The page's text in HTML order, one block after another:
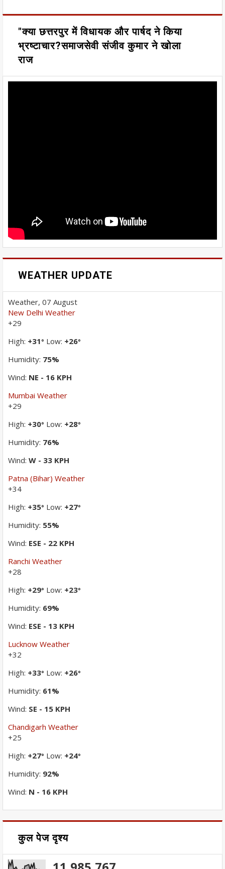
"क्या छत्तरपुर में विधायक और पार्षद ने किया
भ्रष्टाचार?समाजसेवी संजीव कुमार ने खोला
राज
WEATHER UPDATE
Weather, 07 August
New Delhi Weather
+29
High: +31° Low: +26°
Humidity: 75%
Wind: NE - 16 KPH
Mumbai Weather
+29
High: +30° Low: +28°
Humidity: 76%
Wind: W - 33 KPH
Patna (Bihar) Weather
+34
High: +35° Low: +27°
Humidity: 55%
Wind: ESE - 22 KPH
Ranchi Weather
+28
High: +29° Low: +23°
Humidity: 69%
Wind: ESE - 13 KPH
Lucknow Weather
+32
High: +33° Low: +26°
Humidity: 61%
Wind: SE - 15 KPH
Chandigarh Weather
+25
High: +27° Low: +24°
Humidity: 92%
Wind: N - 16 KPH
कुल पेज दृश्य